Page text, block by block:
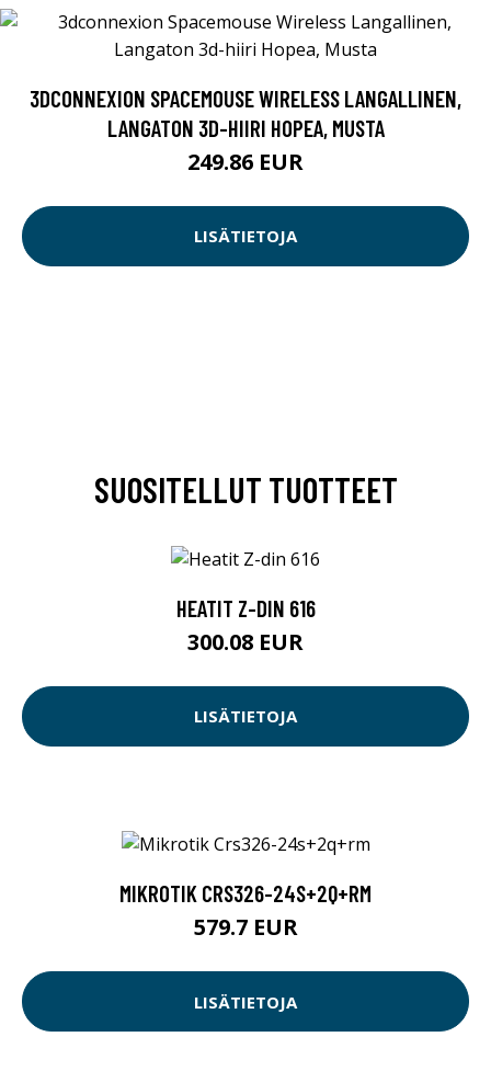
3DCONNEXION SPACEMOUSE WIRELESS LANGALLINEN,
LANGATON 3D-HIIRI HOPEA, MUSTA
249.86 EUR
LISÄTIETOJA
SUOSITELLUT TUOTTEET
HEATIT Z-DIN 616
300.08 EUR
LISÄTIETOJA
MIKROTIK CRS326-24S+2Q+RM
579.7 EUR
LISÄTIETOJA